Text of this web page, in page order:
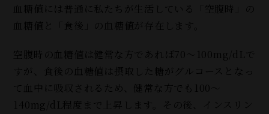
血糖値には普通に私たちが生活している「空腹時」の
血糖値と「食後」の血糖値が存在します。
空腹時の血糖値は健常な方であれば70～100mg/dLで
すが、食後の血糖値は摂取した糖がグルコースとなっ
て血中に吸収されるため、健常な方でも100～
140mg/dL程度まで上昇します。その後、インスリン